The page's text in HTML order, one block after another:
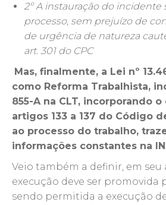
2º A instauração do incidente
processo, sem prejuízo de
de urgência de natureza
art. 301 do CPC
Mas, finalmente, a Lei nº
como Reforma Trabalhista,
855-A na CLT, incorporando
artigos 133 a 137 do Código
ao processo do trabalho,
informações constantes na IN
Veio também a definir, em seu
execução deve ser promovida
sendo permitida a execução